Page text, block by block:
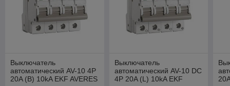
Выключатель
автоматический AV-10 4P
20A (B) 10kA EKF AVERES
Выключатель
автоматический AV-10 DC
4P 20A (L) 10kA EKF